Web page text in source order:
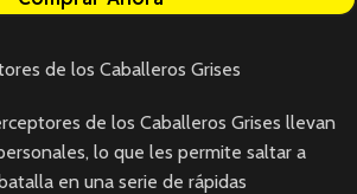
de los Caballeros Grises
de los Caballeros Grises llevan
lo que les permite saltar a
en una serie de rápidas